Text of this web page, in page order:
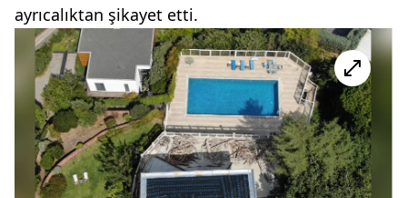
ayrıcalıktan şikayet etti.